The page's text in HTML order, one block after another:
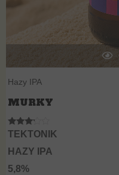
Hazy IPA
MURKY
Rated
out of
5
TEKTONIK
HAZY IPA
5,8%